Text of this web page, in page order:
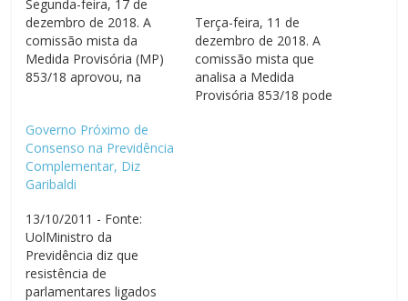
Segunda-feira, 17 de
dezembro de 2018. A
comissão mista da
Medida Provisória (MP)
853/18 aprovou, na
Rosângela Gomes
(PRB/RJ), na forma de
um projeto de lei de
conversão. A MP reabriu
fundo de pensão dos
servidores públicos
federais.…
Terça-feira, 11 de
dezembro de 2018. A
comissão mista que
analisa a Medida
Provisória 853/18 pode
Governo Próximo de
Consenso na Previdência
Complementar, Diz
Garibaldi
13/10/2011 - Fonte:
UolMinistro da
Previdência diz que
resistência de
parlamentares ligados